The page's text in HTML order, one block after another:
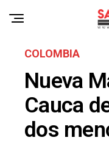
COLOMBIA
Nueva
Cauca
dos